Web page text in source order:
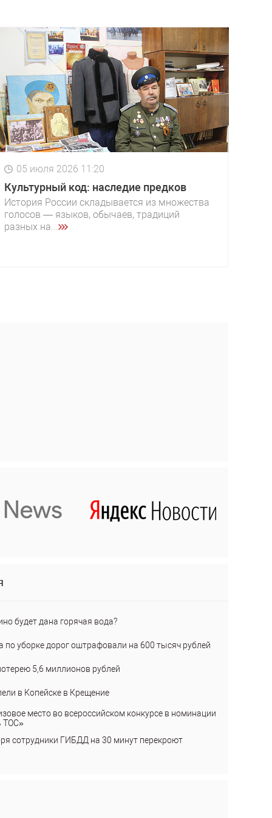
05 июля 2026 11:20
Культурный код: наследие предков
История России складывается из множества
голосов — языков, обычаев, традиций
разных на...
будет дана горячая вода?
по уборке дорог оштрафовали на 600 тысяч рублей
5,6 миллионов рублей
в Копейске в Крещение
место во всероссийском конкурсе в номинации
ТОС»
сотрудники ГИБДД на 30 минут перекроют